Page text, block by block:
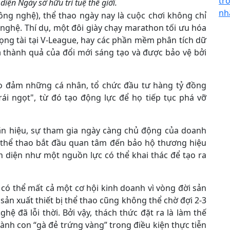
Ngày sở hữu trí tuệ thế giới.
nghệ), thể thao ngày nay là cuộc chơi không chỉ
Thí dụ, một đôi giày chạy marathon tối ưu hóa
tài tại V-League, hay các phần mềm phân tích dữ
quả của đổi mới sáng tạo và được bảo vệ bởi
những cá nhân, tổ chức đầu tư hàng tỷ đồng
ngọt", từ đó tạo động lực để họ tiếp tục phá vỡ
hiệu, sự tham gia ngày càng chủ động của doanh
thao bắt đầu quan tâm đến bảo hộ thương hiệu
diện như một nguồn lực có thể khai thác để tạo ra
thể mất cả một cơ hội kinh doanh vì vòng đời sản
xuất thiết bị thể thao cũng không thể chờ đợi 2-3
đã lỗi thời. Bởi vậy, thách thức đặt ra là làm thế
con “gà đẻ trứng vàng” trong điều kiện thực tiễn